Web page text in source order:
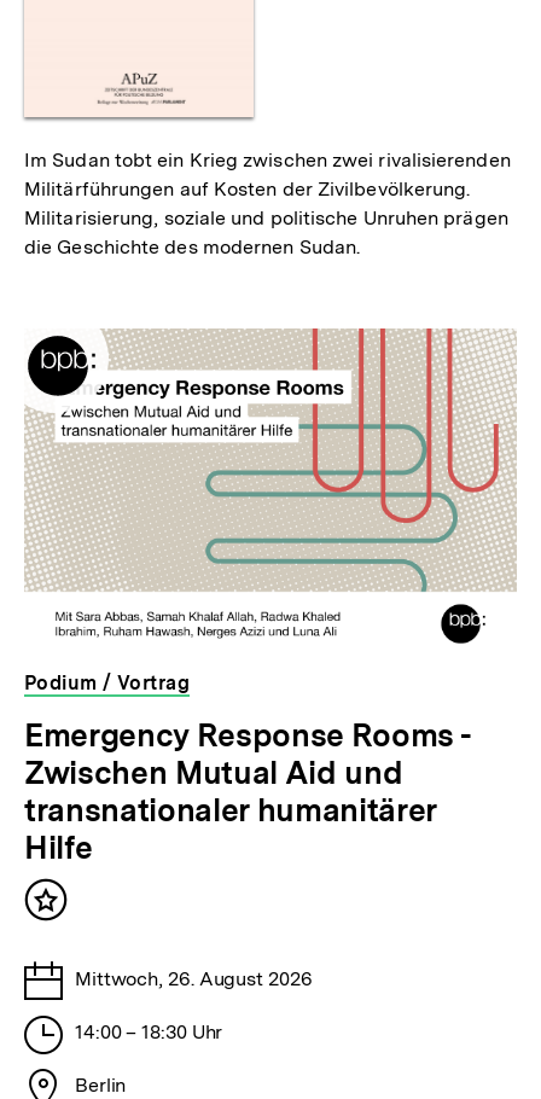
Im Sudan tobt ein Krieg zwischen zwei rivalisierenden
Militärführungen auf Kosten der Zivilbevölkerung.
Militarisierung, soziale und politische Unruhen prägen
die Geschichte des modernen Sudan.
Podium / Vortrag
veranstaltet
von
bpb
Emergency Response Rooms -
Zwischen Mutual Aid und
transnationaler humanitärer
Hilfe
Inhalt
Datum
der
Veranstaltung
Mittwoch, 26. August 2026
Uhrzeit
Veranstaltung
14:00 – 18:30 Uhr
Ort
Berlin